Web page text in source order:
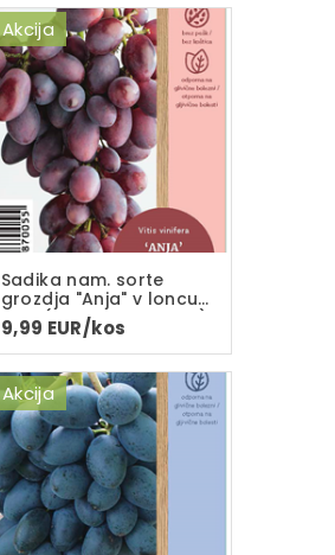
Sadika nam. sorte
grozdja "Anja" v loncu
C-2L(dvoletna sadika)
9,99 EUR/kos
Akcija
Akcija